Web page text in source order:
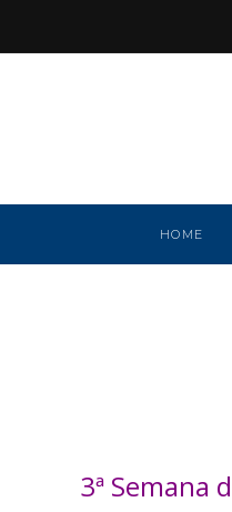
HOME
3ª Semana